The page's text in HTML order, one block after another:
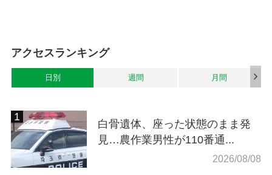
アクセスランキング
日別 週間 月間
白骨遺体、座った状態のまま発
見…農作業男性が110番通...
2026/08/08